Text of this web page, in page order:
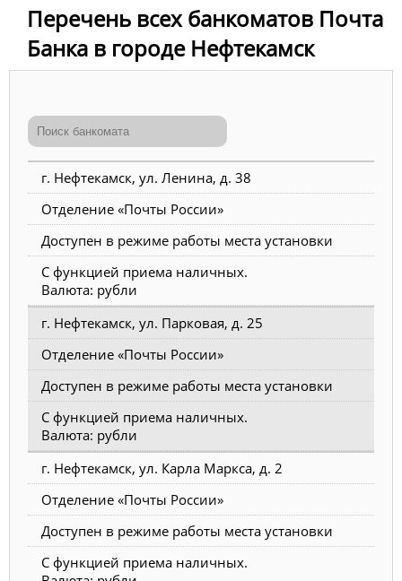
Перечень всех банкоматов Почта
Банка в городе Нефтекамск
г. Нефтекамск, ул. Ленина, д. 38
Отделение «Почты России»
Доступен в режиме работы места установки
С функцией приема наличных.
Валюта: рубли
г. Нефтекамск, ул. Парковая, д. 25
Отделение «Почты России»
Доступен в режиме работы места установки
С функцией приема наличных.
Валюта: рубли
г. Нефтекамск, ул. Карла Маркса, д. 2
Отделение «Почты России»
Доступен в режиме работы места установки
С функцией приема наличных.